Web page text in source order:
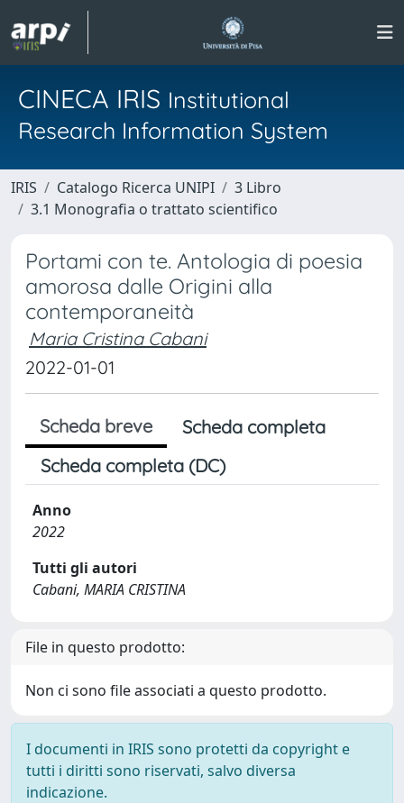
CINECA IRIS Institutional
Research Information System
IRIS Catalogo Ricerca UNIPI
3 Libro
3.1 Monografia o trattato scientifico
Portami con te. Antologia di poesia
amorosa dalle Origini alla
contemporaneità
Maria Cristina Cabani
2022-01-01
Scheda breve
Scheda completa
Scheda completa (DC)
Anno
2022
Tutti gli autori
Cabani, MARIA CRISTINA
File in questo prodotto:
Non ci sono file associati a questo prodotto.
I documenti in IRIS sono protetti da copyright e
tutti i diritti sono riservati, salvo diversa
indicazione.